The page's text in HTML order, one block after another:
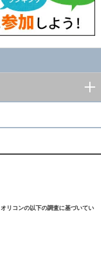
リコンの以下の調査に基づいてい